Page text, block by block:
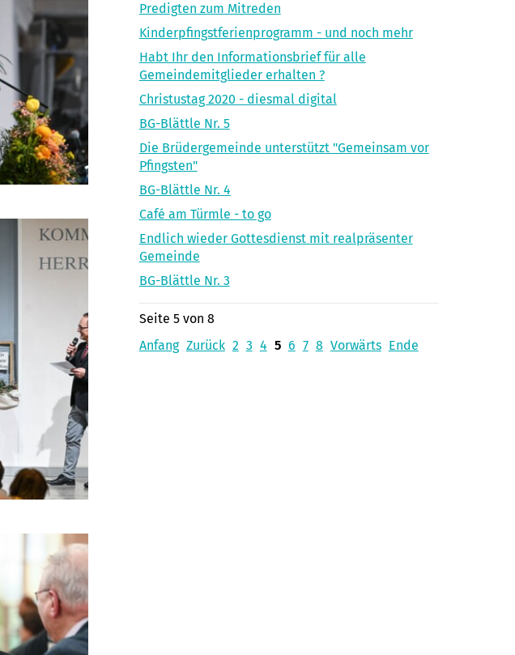
Predigten zum Mitreden
Kinderpfingstferienprogramm - und noch mehr
Habt Ihr den Informationsbrief für alle
Gemeindemitglieder erhalten ?
Christustag 2020 - diesmal digital
BG-Blättle Nr. 5
Die Brüdergemeinde unterstützt "Gemeinsam vor
Pfingsten"
BG-Blättle Nr. 4
Café am Türmle - to go
Endlich wieder Gottesdienst mit realpräsenter
Gemeinde
BG-Blättle Nr. 3
Seite 5 von 8
Anfang Zurück 2 3 4 5 6 7 8 Vorwärts Ende